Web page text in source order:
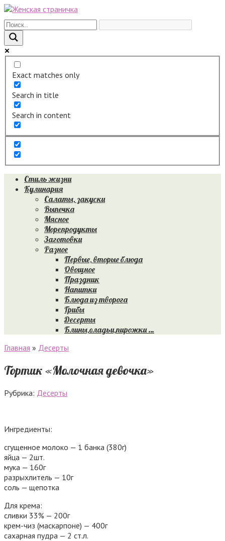
Перейти
к
контенту
Exact matches only
Search in title
Search in content
Стиль жизни
Кулинария
Салаты, закуски
Выпечка
Мясное
Морепродукты
Заготовки
Разное
Первые, вторые блюда
Овощное
Праздник
Напитки
Блюда из творога
Грибы
Десерты
Блины,оладьи,пирожки …
Главная » Десерты
Тортик «Молочная девочка»
Рубрика: Десерты
Ингредиенты:
сгущенное молоко — 1 банка (380г)
яйца — 2шт.
мука — 160г
разрыхлитель — 10г
соль — щепотка
Для крема:
сливки 33% — 200г
крем-чиз (маскарпоне) — 400г
сахарная пудра — 2 ст.л.